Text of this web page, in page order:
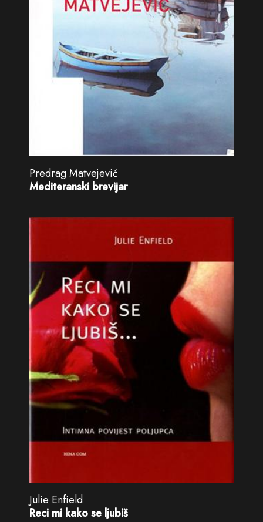
Predrag Matvejević
Mediteranski brevijar
Julie Enfield
Reci mi kako se ljubiš